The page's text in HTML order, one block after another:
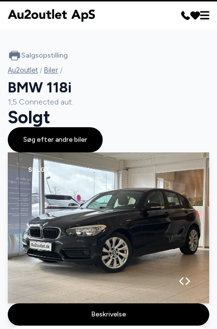
SOLGT
Beskrivelse
Salgsopstilling
Au2outlet / Biler /
BMW 118i
1,5 Connected aut.
Solgt
Søg efter andre biler